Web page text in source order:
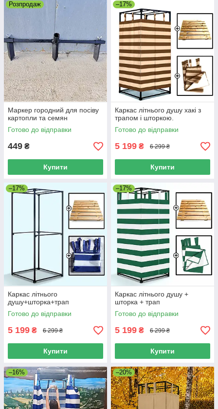
Розпродаж
Маркер городний для посіву
картопли та семян
Готово до відправки
449 ₴
Купити
–17%
Каркас літнього душу хакі з
трапом і шторкою.
Готово до відправки
5 199 ₴ 6 299 ₴
Купити
–17%
Каркас літнього
душу+шторка+трап
Готово до відправки
5 199 ₴ 6 299 ₴
Купити
–17%
Каркас літнього душу +
шторка + трап
Готово до відправки
5 199 ₴ 6 299 ₴
Купити
–16% –20%